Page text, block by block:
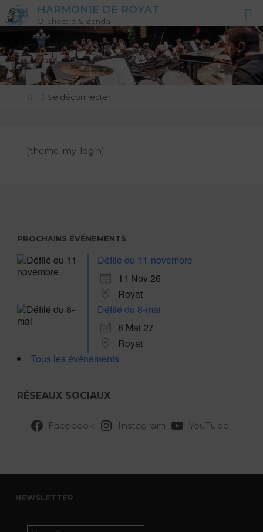
Skip
to
content
HARMONIE DE ROYAT
Orchestre & Banda
HomeSe déconnecter
[theme-my-login]
PROCHAINS ÉVÉNEMENTS
Défilé du 11-novembre
11 Nov 26
Royat
Défilé du 8-mai
8 Mai 27
Royat
Tous les événements
RÉSEAUX SOCIAUX
Facebook Instagram YouTube
NEWSLETTER